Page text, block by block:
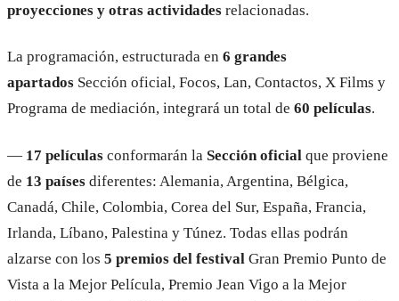
proyecciones y otras actividades relacionadas.
La programación, estructurada en 6 grandes
apartados Sección oficial, Focos, Lan, Contactos, X Films y
Programa de mediación, integrará un total de 60 películas.
— 17 películas conformarán la Sección oficial que proviene
de 13 países diferentes: Alemania, Argentina, Bélgica,
Canadá, Chile, Colombia, Corea del Sur, España, Francia,
Irlanda, Líbano, Palestina y Túnez. Todas ellas podrán
alzarse con los 5 premios del festival Gran Premio Punto de
Vista a la Mejor Película, Premio Jean Vigo a la Mejor